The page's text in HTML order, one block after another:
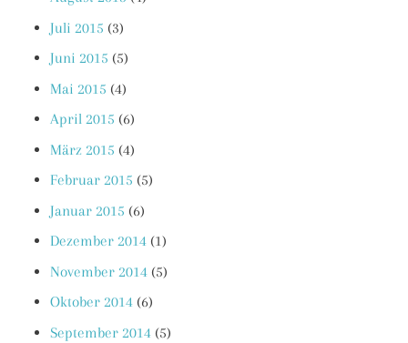
Juli 2015 (3)
Juni 2015 (5)
Mai 2015 (4)
April 2015 (6)
März 2015 (4)
Februar 2015 (5)
Januar 2015 (6)
Dezember 2014 (1)
November 2014 (5)
Oktober 2014 (6)
September 2014 (5)